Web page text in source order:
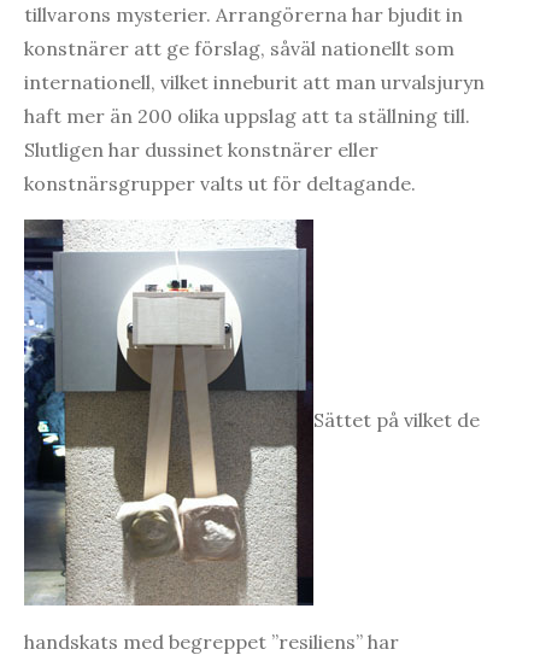
tillvarons mysterier. Arrangörerna har bjudit in
konstnärer att ge förslag, såväl nationellt som
internationell, vilket inneburit att man urvalsjuryn
haft mer än 200 olika uppslag att ta ställning till.
Slutligen har dussinet konstnärer eller
konstnärsgrupper valts ut för deltagande.
Sättet på vilket de
handskats med begreppet ”resiliens” har